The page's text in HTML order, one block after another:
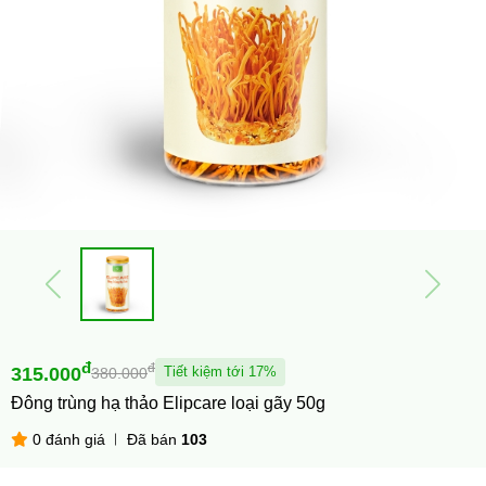
315.000đ380.000đ Tiết kiệm tới 17%
Đông trùng hạ thảo Elipcare loại gãy 50g
0 đánh giá Đã bán 103